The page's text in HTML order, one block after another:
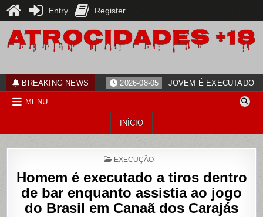
content
BREAKING NEWS 2026-08-05 JOVEM É EXECUTADO
MENU
INÍCIO
POSTED
EXECUÇÃO
Homem é executado a tiros dentro
de bar enquanto assistia ao jogo
do Brasil em Canaã dos Carajás
Entry Register